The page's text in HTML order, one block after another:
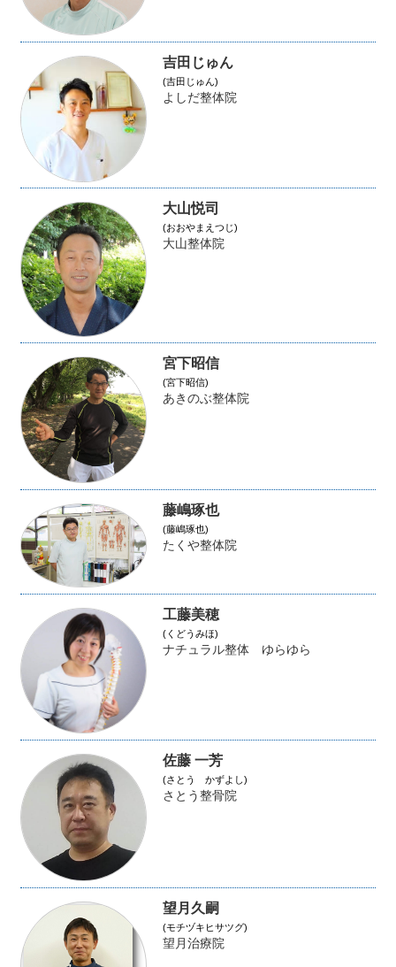
吉田じゅん
(吉田じゅん)
よしだ整体院
大山悦司
(おおやまえつじ)
大山整体院
宮下昭信
(宮下昭信)
あきのぶ整体院
藤嶋琢也
(藤嶋琢也)
たくや整体院
工藤美穂
(くどうみほ)
ナチュラル整体 ゆらゆら
佐藤 一芳
(さとう かずよし)
さとう整骨院
望月久嗣
(モチヅキヒサツグ)
望月治療院